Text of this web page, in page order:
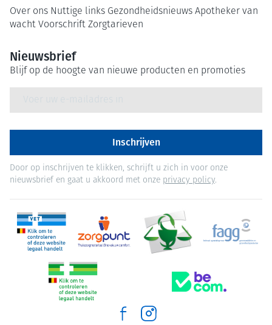
Over ons Nuttige links Gezondheidsnieuws Apotheker van
wacht Voorschrift Zorgtarieven
Nieuwsbrief
Blijf op de hoogte van nieuwe producten en promoties
Inschrijven
Door op inschrijven te klikken, schrijft u zich in voor onze
nieuwsbrief en gaat u akkoord met onze privacy policy.